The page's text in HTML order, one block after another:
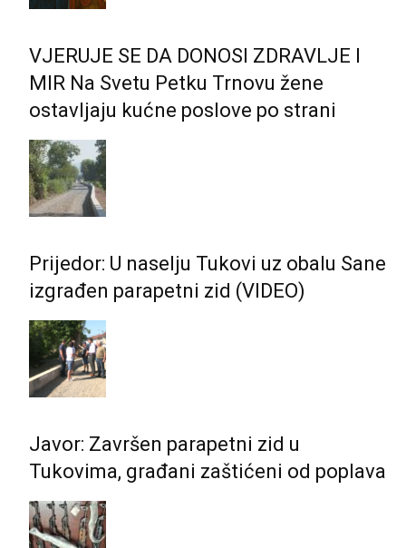
VJERUJE SE DA DONOSI ZDRAVLJE I
MIR Na Svetu Petku Trnovu žene
ostavljaju kućne poslove po strani
Prijedor: U naselju Tukovi uz obalu Sane
izgrađen parapetni zid (VIDEO)
Javor: Završen parapetni zid u
Tukovima, građani zaštićeni od poplava